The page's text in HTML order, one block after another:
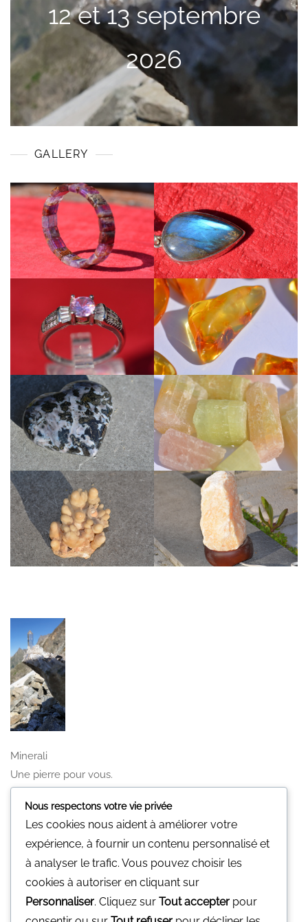
12 et 13 septembre
2026
GALLERY
Minerali
Une pierre pour vous.
Nous n'avons pas de magasin physique
Vous pouvez nous contacter par mail
gp@minerali.beou au 0455.17.55.84
Facebook
Nous respectons votre vie privée
Les cookies nous aident à améliorer votre
expérience, à fournir un contenu personnalisé et
à analyser le trafic. Vous pouvez choisir les
cookies à autoriser en cliquant sur
Personnaliser. Cliquez sur Tout accepter pour